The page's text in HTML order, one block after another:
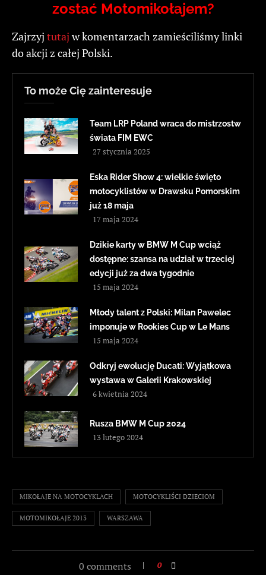
zostać Motomikołajem?
Zajrzyj tutajw komentarzach zamieściliśmy linki
do akcji z całej Polski.
To może Cię zainteresuje
Team LRP Poland wraca do mistrzostw
świata FIM EWC
27 stycznia 2025
Eska Rider Show 4: wielkie święto
motocyklistów w Drawsku Pomorskim
już 18 maja
17 maja 2024
Dzikie karty w BMW M Cup wciąż
dostępne: szansa na udział w trzeciej
edycji już za dwa tygodnie
15 maja 2024
Młody talent z Polski: Milan Pawelec
imponuje w Rookies Cup w Le Mans
15 maja 2024
Odkryj ewolucję Ducati: Wyjątkowa
wystawa w Galerii Krakowskiej
6 kwietnia 2024
Rusza BMW M Cup 2024
13 lutego 2024
MIKOŁAJE NA MOTOCYKLACH MOTOCYKLIŚCI DZIECIOM
MOTOMIKOŁAJE 2013 WARSZAWA
0 comments 0